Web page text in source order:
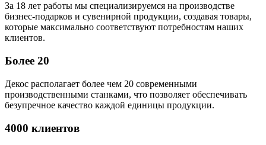
За 18 лет работы мы специализируемся на производстве
бизнес-подарков и сувенирной продукции, создавая товары,
которые максимально соответствуют потребностям наших
клиентов.
Более 20
Декос располагает более чем 20 современными
производственными станками, что позволяет обеспечивать
безупречное качество каждой единицы продукции.
4000 клиентов